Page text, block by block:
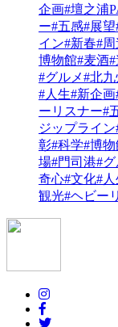
企画#壇之浦
ー#五感#展望
イン#新春#周
博物館#麦酒#
#グルメ#北九
#人生#新企画
ーリスナー#
ジップライン
彰#科学#博
場#門司港#グ
奇心#文化#人
観光#ヘビー